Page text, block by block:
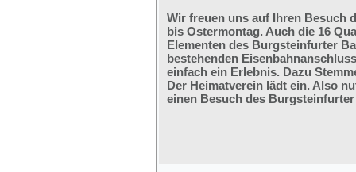
Wir freuen uns auf Ihren Besuch
bis Ostermontag. Auch die 16
Elementen des Burgsteinfurter
bestehenden
einfach ein Erlebnis. Dazu
Der Heimatverein lädt ein. Also
einen Besuch des